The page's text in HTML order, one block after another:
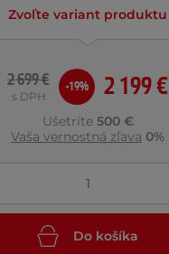
Zvoľte variant produktu
2 199 €
2 699 €
s DPH
-19%
Ušetríte 500 €
Vaša vernostná zľava 0%
Do košíka